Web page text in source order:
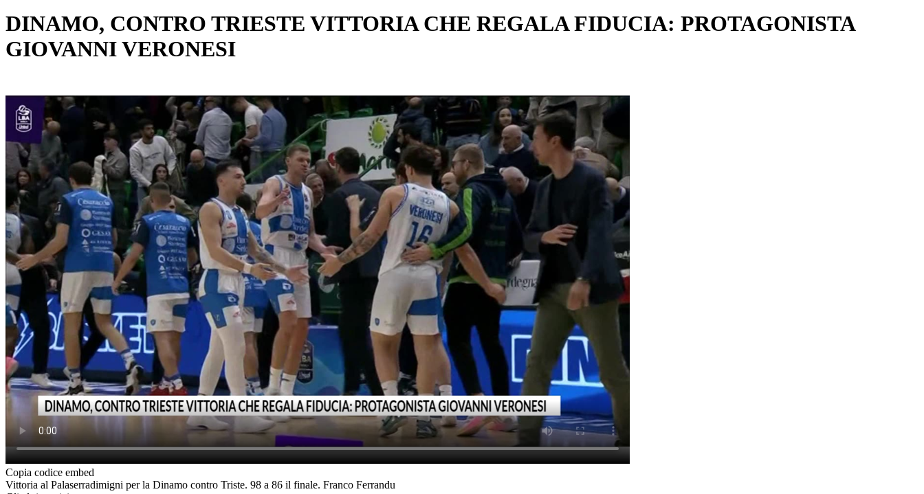
DINAMO, CONTRO TRIESTE VITTORIA CHE REGALA FIDUCIA: PROTAGONISTA
GIOVANNI VERONESI
Copia codice embed
Vittoria al Palaserradimigni per la Dinamo contro Triste. 98 a 86 il finale. Franco Ferrandu